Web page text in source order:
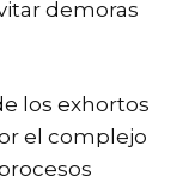
demoras
los exhortos
el complejo